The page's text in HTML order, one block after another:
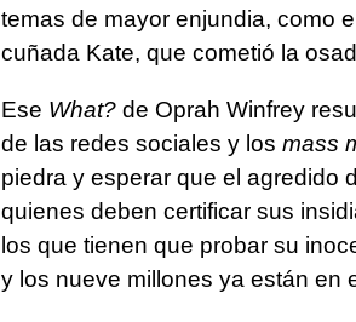
temas de mayor enjundia, como
cuñada Kate, que cometió la
Ese What?de Oprah Winfrey
de las redes sociales y los mass
piedra y esperar que el agredido
quienes deben certificar sus
los que tienen que probar su
y los nueve millones ya están en